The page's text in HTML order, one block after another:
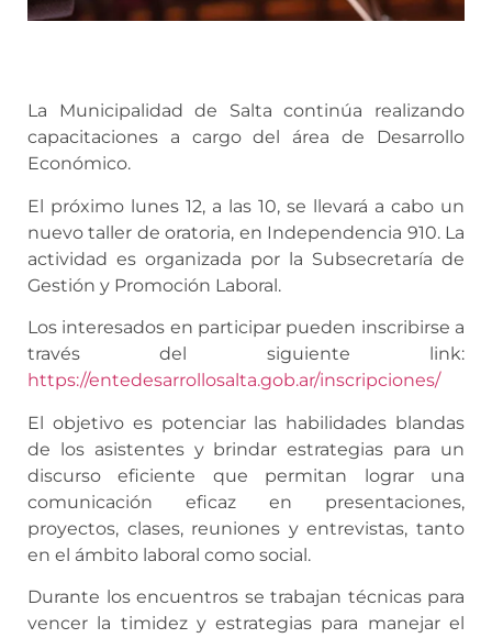
La Municipalidad de Salta continúa realizando
capacitaciones a cargo del área de Desarrollo
Económico.
El próximo lunes 12, a las 10, se llevará a cabo un
nuevo taller de oratoria, en Independencia 910. La
actividad es organizada por la Subsecretaría de
Gestión y Promoción Laboral.
Los interesados en participar pueden inscribirse a
través del siguiente link:
https://entedesarrollosalta.gob.ar/inscripciones/
El objetivo es potenciar las habilidades blandas
de los asistentes y brindar estrategias para un
discurso eficiente que permitan lograr una
comunicación eficaz en presentaciones,
proyectos, clases, reuniones y entrevistas, tanto
en el ámbito laboral como social.
Durante los encuentros se trabajan técnicas para
vencer la timidez y estrategias para manejar el